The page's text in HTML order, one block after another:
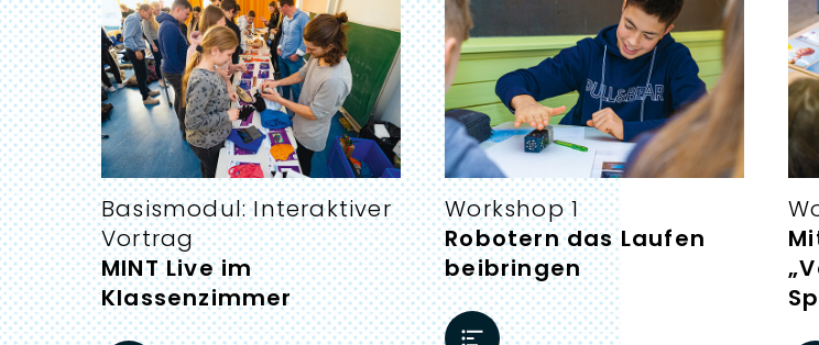
Basismodul: Interaktiver
Vortrag:
MINT Live im
Klassenzimmer
Workshop 1:
Robotern das Laufen
beibringen